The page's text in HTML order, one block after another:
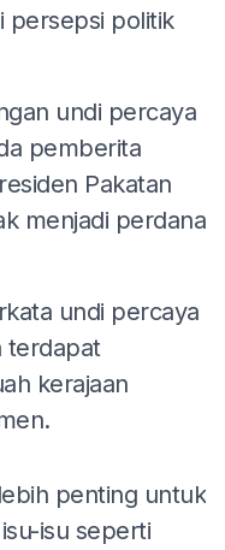
persepsi politik
undi percaya
pemberita
Pakatan
menjadi perdana
undi percaya
terdapat
kerajaan
penting untuk
isu seperti